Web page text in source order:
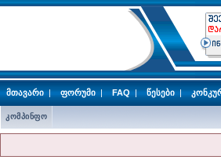
მთავარი| ფორუმი| FAQ| წესები|
კომპინფო